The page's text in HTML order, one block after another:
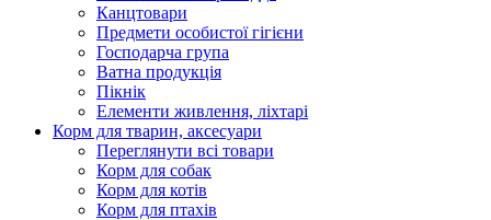
Канцтовари
Предмети особистої гігієни
Господарча група
Ватна продукція
Пікнік
Елементи живлення, ліхтарі
Корм для тварин, аксесуари
Переглянути всі товари
Корм для собак
Корм для котів
Корм для птахів